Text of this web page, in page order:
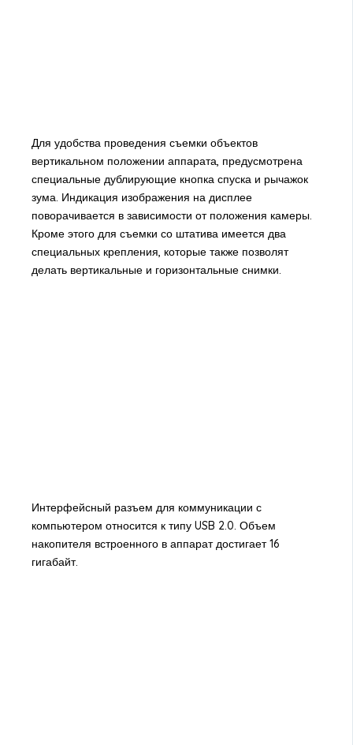
Для удобства проведения съемки объектов
вертикальном положении аппарата, предусмотрена
специальные дублирующие кнопка спуска и рычажок
зума. Индикация изображения на дисплее
поворачивается в зависимости от положения камеры.
Кроме этого для съемки со штатива имеется два
специальных крепления, которые также позволят
делать вертикальные и горизонтальные снимки.
Интерфейсный разъем для коммуникации с
компьютером относится к типу USB 2.0. Объем
накопителя встроенного в аппарат достигает 16
гигабайт.